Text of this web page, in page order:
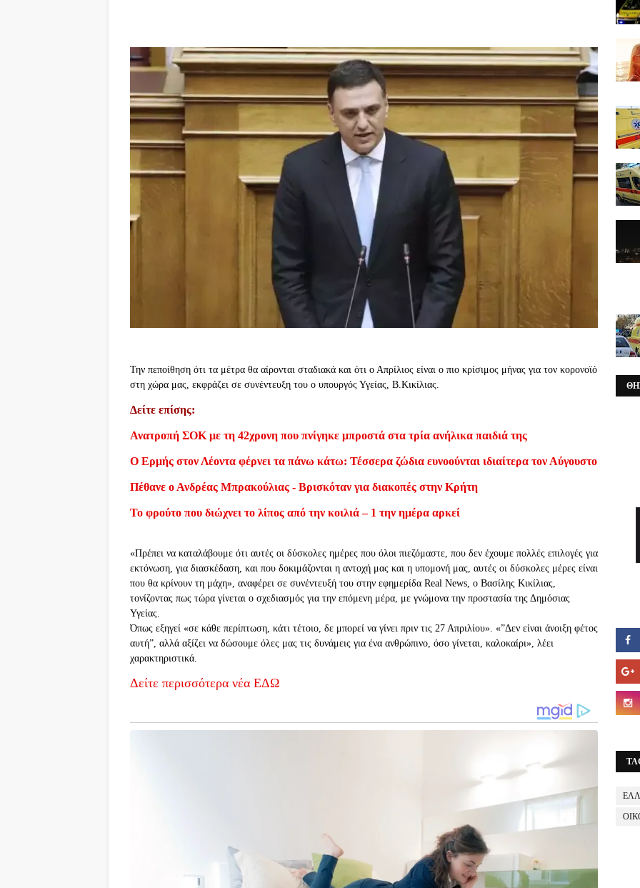
Την πεποίθηση ότι τα μέτρα θα αίρονται σταδιακά και ότι ο Απρίλιος είναι ο πιο κρίσιμος μήνας για τον κορονοϊό
στη χώρα μας, εκφράζει σε συνέντευξη του ο υπουργός Υγείας, Β.Κικίλιας.
Δείτε επίσης:
Ανατροπή ΣΟΚ με τη 42χρονη που πνίγηκε μπροστά στα τρία ανήλικα παιδιά της
Ο Ερμής στον Λέοντα φέρνει τα πάνω κάτω: Τέσσερα ζώδια ευνοούνται ιδιαίτερα τον Αύγουστο
Πέθανε ο Ανδρέας Μπρακούλιας - Βρισκόταν για διακοπές στην Κρήτη
Το φρούτο που διώχνει το λίπος από την κοιλιά – 1 την ημέρα αρκεί
«Πρέπει να καταλάβουμε ότι αυτές οι δύσκολες ημέρες που όλοι πιεζόμαστε, που δεν έχουμε πολλές επιλογές για
εκτόνωση, για διασκέδαση, και που δοκιμάζονται η αντοχή μας και η υπομονή μας, αυτές οι δύσκολες μέρες είναι
που θα κρίνουν τη μάχη», αναφέρει σε συνέντευξή του στην εφημερίδα Real News, ο Βασίλης Κικίλιας,
τονίζοντας πως τώρα γίνεται ο σχεδιασμός για την επόμενη μέρα, με γνώμονα την προστασία της Δημόσιας
Υγείας.
Όπως εξηγεί «σε κάθε περίπτωση, κάτι τέτοιο, δε μπορεί να γίνει πριν τις 27 Απριλίου». «”Δεν είναι άνοιξη φέτος
αυτή”, αλλά αξίζει να δώσουμε όλες μας τις δυνάμεις για ένα ανθρώπινο, όσο γίνεται, καλοκαίρι», λέει
χαρακτηριστικά.
Δείτε περισσότερα νέα ΕΔΩ